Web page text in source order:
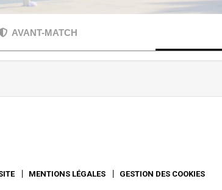
AVANT-MATCH
MENTIONS LÉGALES GESTION DES COOKIES